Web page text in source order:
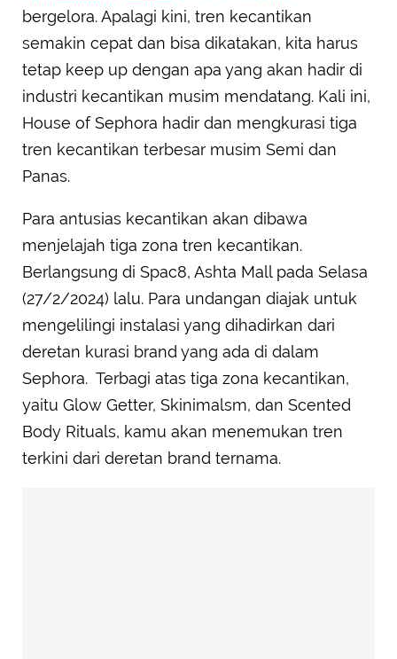
bergelora. Apalagi kini, tren kecantikan
semakin cepat dan bisa dikatakan, kita harus
tetap keep up dengan apa yang akan hadir di
industri kecantikan musim mendatang. Kali ini,
House of Sephora hadir dan mengkurasi tiga
tren kecantikan terbesar musim Semi dan
Panas.
Para antusias kecantikan akan dibawa
menjelajah tiga zona tren kecantikan.
Berlangsung di Spac8, Ashta Mall pada Selasa
(27/2/2024) lalu. Para undangan diajak untuk
mengelilingi instalasi yang dihadirkan dari
deretan kurasi brand yang ada di dalam
Sephora. Terbagi atas tiga zona kecantikan,
yaitu Glow Getter, Skinimalsm, dan Scented
Body Rituals, kamu akan menemukan tren
terkini dari deretan brand ternama.